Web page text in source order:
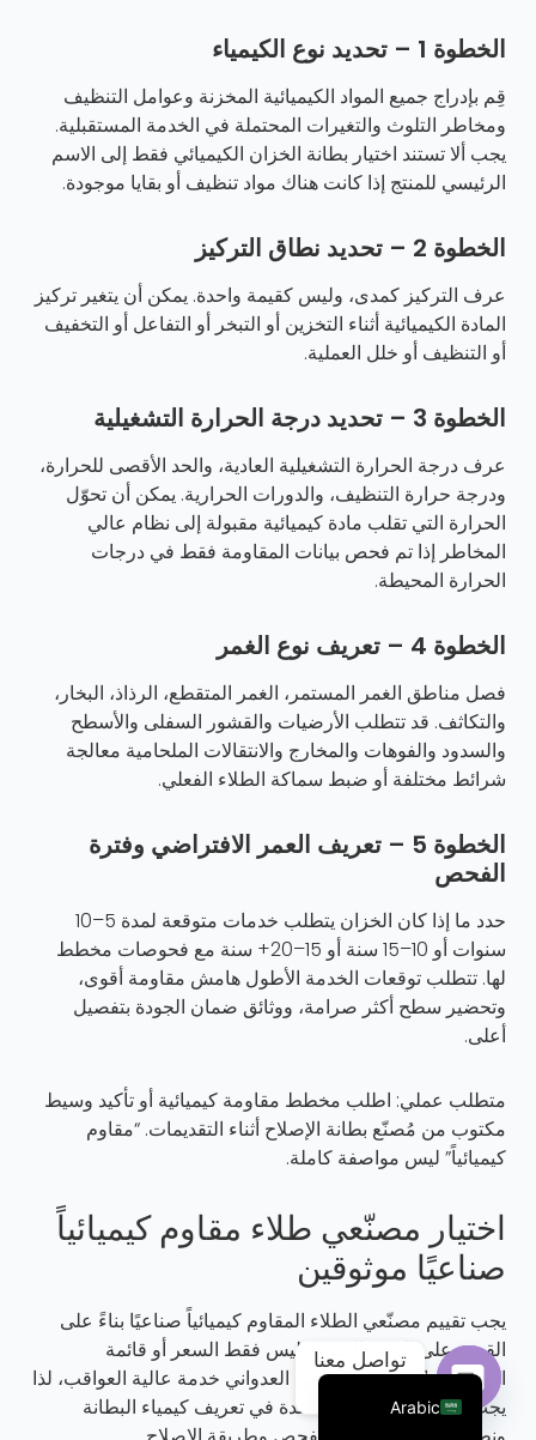
الخطوة 1 – تحديد نوع الكيمياء
قِم بإدراج جميع المواد الكيميائية المخزنة وعوامل التنظيف
ومخاطر التلوث والتغيرات المحتملة في الخدمة المستقبلية.
يجب ألا تستند اختيار بطانة الخزان الكيميائي فقط إلى الاسم
الرئيسي للمنتج إذا كانت هناك مواد تنظيف أو بقايا موجودة.
الخطوة 2 – تحديد نطاق التركيز
عرف التركيز كمدى، وليس كقيمة واحدة. يمكن أن يتغير تركيز
المادة الكيميائية أثناء التخزين أو التبخر أو التفاعل أو التخفيف
أو التنظيف أو خلل العملية.
الخطوة 3 – تحديد درجة الحرارة التشغيلية
عرف درجة الحرارة التشغيلية العادية، والحد الأقصى للحرارة،
ودرجة حرارة التنظيف، والدورات الحرارية. يمكن أن تحوّل
الحرارة التي تقلب مادة كيميائية مقبولة إلى نظام عالي
المخاطر إذا تم فحص بيانات المقاومة فقط في درجات
الحرارة المحيطة.
الخطوة 4 – تعريف نوع الغمر
فصل مناطق الغمر المستمر، الغمر المتقطع، الرذاذ، البخار،
والتكاثف. قد تتطلب الأرضيات والقشور السفلى والأسطح
والسدود والفوهات والمخارج والانتقالات الملحامية معالجة
شرائط مختلفة أو ضبط سماكة الطلاء الفعلي.
الخطوة 5 – تعريف العمر الافتراضي وفترة
الفحص
حدد ما إذا كان الخزان يتطلب خدمات متوقعة لمدة 5–10
سنوات أو 10–15 سنة أو 15–20+ سنة مع فحوصات مخطط
لها. تتطلب توقعات الخدمة الأطول هامش مقاومة أقوى،
وتحضير سطح أكثر صرامة، ووثائق ضمان الجودة بتفصيل
أعلى.
متطلب عملي: اطلب مخطط مقاومة كيميائية أو تأكيد وسيط
مكتوب من مُصنّع بطانة الإصلاح أثناء التقديمات. “مقاوم
كيميائياً” ليس مواصفة كاملة.
اختيار مصنّعي طلاء مقاوم كيميائياً
صناعيًا موثوقين
يجب تقييم مصنّعي الطلاء المقاوم كيميائياً صناعيًا بناءً على
القدرة على الدعم الفني، وليس فقط السعر أو قائمة
المنتجات. التخزين الكيميائي العدواني خدمة عالية العواقب، لذا
يجب على الموردين المساعدة في تعريف كيمياء البطانة
Arabic
English
French
Russian
Portuguese
تواصل معنا